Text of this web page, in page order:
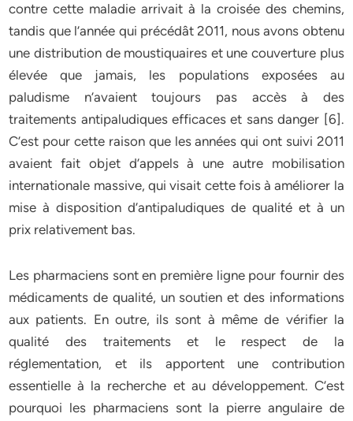
contre cette maladie arrivait à la croisée des chemins,
tandis que l’année qui précédât 2011, nous avons obtenu
une distribution de moustiquaires et une couverture plus
élevée que jamais, les populations exposées au
paludisme n’avaient toujours pas accès à des
traitements antipaludiques efficaces et sans danger [6].
C’est pour cette raison que les années qui ont suivi 2011
avaient fait objet d’appels à une autre mobilisation
internationale massive, qui visait cette fois à améliorer la
mise à disposition d’antipaludiques de qualité et à un
prix relativement bas.
Les pharmaciens sont en première ligne pour fournir des
médicaments de qualité, un soutien et des informations
aux patients. En outre, ils sont à même de vérifier la
qualité des traitements et le respect de la
réglementation, et ils apportent une contribution
essentielle à la recherche et au développement. C’est
pourquoi les pharmaciens sont la pierre angulaire de